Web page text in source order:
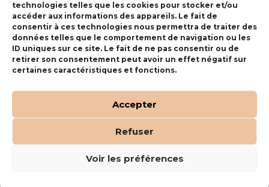
technologies telles que les cookies pour stocker et/ou
accéder aux informations des appareils. Le fait de
consentir à ces technologies nous permettra de traiter des
données telles que le comportement de navigation ou les
ID uniques sur ce site. Le fait de ne pas consentir ou de
retirer son consentement peut avoir un effet négatif sur
certaines caractéristiques et fonctions.
Accepter
Refuser
Voir les préférences
bbsmarine@bbs-
marine.fr
Fixe:04 27 50 24 50
Mobile:06 69 44 48 83
Orocom .